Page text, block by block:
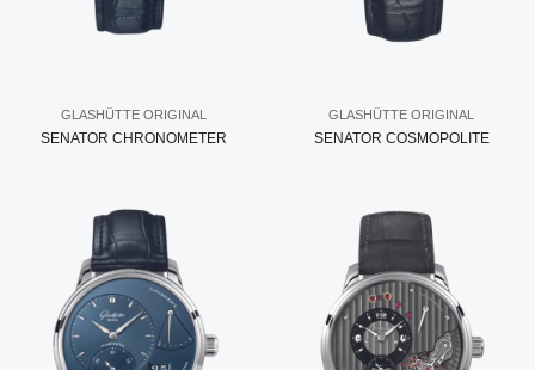
GLASHÜTTE ORIGINAL
SENATOR CHRONOMETER
GLASHÜTTE ORIGINAL
SENATOR COSMOPOLITE